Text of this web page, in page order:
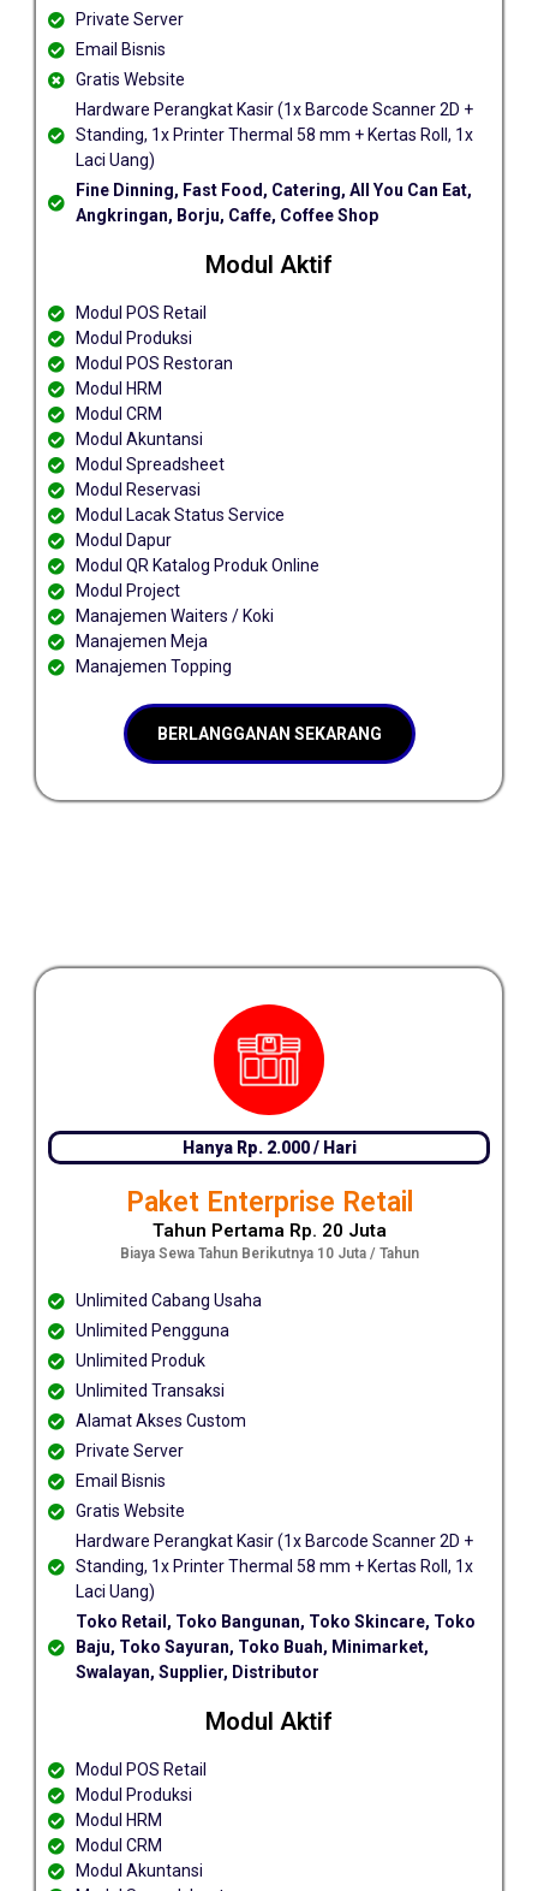
Private Server
Email Bisnis
Gratis Website
Hardware Perangkat Kasir (1x Barcode Scanner 2D +
Standing, 1x Printer Thermal 58 mm + Kertas Roll, 1x
Laci Uang)
Fine Dinning, Fast Food, Catering, All You Can Eat,
Angkringan, Borju, Caffe, Coffee Shop
Modul Aktif
Modul POS Retail
Modul Produksi
Modul POS Restoran
Modul HRM
Modul CRM
Modul Akuntansi
Modul Spreadsheet
Modul Reservasi
Modul Lacak Status Service
Modul Dapur
Modul QR Katalog Produk Online
Modul Project
Manajemen Waiters / Koki
Manajemen Meja
Manajemen Topping
BERLANGGANAN SEKARANG
Hanya Rp. 2.000 / Hari
Paket Enterprise Retail
Tahun Pertama Rp. 20 Juta
Biaya Sewa Tahun Berikutnya 10 Juta / Tahun
Unlimited Cabang Usaha
Unlimited Pengguna
Unlimited Produk
Unlimited Transaksi
Alamat Akses Custom
Private Server
Email Bisnis
Gratis Website
Hardware Perangkat Kasir (1x Barcode Scanner 2D +
Standing, 1x Printer Thermal 58 mm + Kertas Roll, 1x
Laci Uang)
Toko Retail, Toko Bangunan, Toko Skincare, Toko
Baju, Toko Sayuran, Toko Buah, Minimarket,
Swalayan, Supplier, Distributor
Modul Aktif
Modul POS Retail
Modul Produksi
Modul HRM
Modul CRM
Modul Akuntansi